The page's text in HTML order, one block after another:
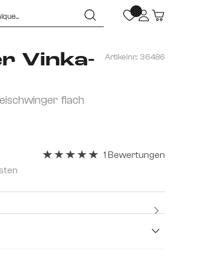
Vinka-
flach
Artikelnr.: 36486
1 Bewertungen